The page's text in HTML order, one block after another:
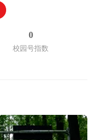
0
校园号指数